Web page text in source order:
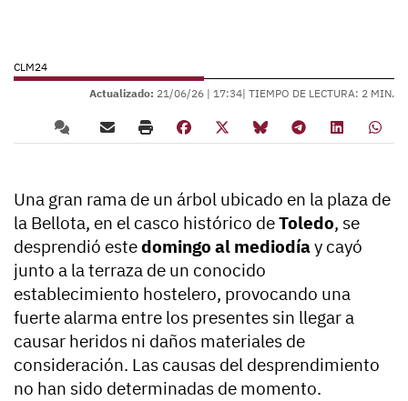
CLM24
Actualizado: 21/06/26 | 17:34| TIEMPO DE LECTURA: 2 MIN.
Una gran rama de un árbol ubicado en la plaza de
la Bellota, en el casco histórico deToledo, se
desprendió estedomingo al mediodíay cayó
junto a la terraza de un conocido
establecimiento hostelero, provocando una
fuerte alarma entre los presentes sin llegar a
causar heridos ni daños materiales de
consideración. Las causas del desprendimiento
no han sido determinadas de momento.